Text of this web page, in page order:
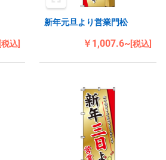
[税込]
新年元旦より営業門松
￥1,007.6~[税込]